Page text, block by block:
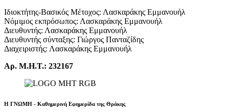
Ιδιοκτήτης-Βασικός Μέτοχος: Λασκαράκης Εμμανουήλ
Νόμιμος εκπρόσωπος: Λασκαράκης Εμμανουήλ
Διευθυντής: Λασκαράκης Εμμανουήλ
Διευθυντής σύνταξης: Γιώργος Πανταζίδης
Διαχειριστής: Λασκαράκης Εμμανουήλ
Αρ. Μ.Η.Τ.: 232167
Η ΓΝΩΜΗ - Καθημερινή Εφημερίδα της Θράκης